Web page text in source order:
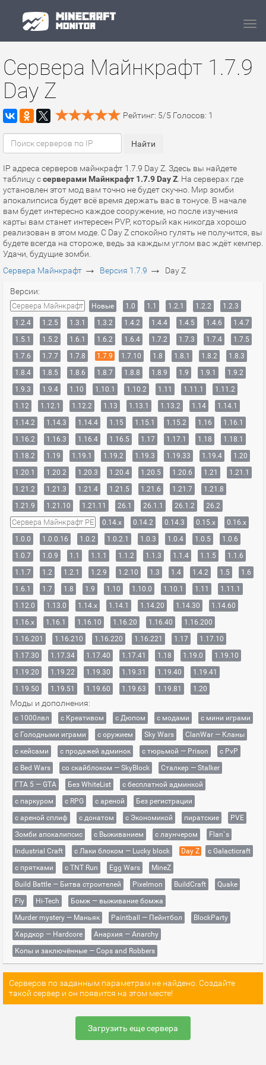
Сервера Майнкрафт 1.7.9
Day Z
Рейтинг: 5/5 Голосов: 1
IP адреса серверов майнкрафт 1.7.9 Day Z. Здесь вы найдете
таблицу ссерверами Майнкрафт 1.7.9 Day Z . На серверах где
установлен этот мод вам точно не будет скучно. Мир зомби
апокалипсиса будет всё время держать вас в тонусе. В начале
вам будет интересно каждое сооружение, но после изучения
карты вам станет интересен PVP, который как никогда хорошо
реализован в этом моде. С Day Z спокойно гулять не получится, вы
будете всегда на стороже, ведь за каждым углом вас ждёт кемпер.
Удачи, будущие зомби.
Сервера Майнкрафт → Версия 1.7.9 → Day Z
Версии:
Сервера Майнкрафт Новые 1.0 1.1 1.2.1 1.2.2
1.2.3
1.2.4
1.2.5 1.3.1 1.3.2 1.4.2 1.4.4 1.4.5 1.4.6
1.4.7
1.5.1
1.5.2 1.6.1 1.6.2 1.6.4 1.7.2 1.7.3 1.7.4
1.7.5
1.7.6
1.7.7 1.7.8 1.7.9 1.7.10 1.8 1.8.1 1.8.2
1.8.3
1.8.4
1.8.5 1.8.6 1.8.7 1.8.8 1.8.9 1.9 1.9.1
1.9.2
1.9.3
1.9.4 1.10 1.10.1 1.10.2 1.11 1.11.1
1.11.2
1.12
1.12.1 1.12.2 1.13 1.13.1 1.13.2 1.14
1.14.1
1.14.2
1.14.3 1.14.4 1.15 1.15.1 1.15.2 1.16
1.16.1
1.16.2
1.16.3 1.16.4 1.16.5 1.17 1.17.1 1.18
1.18.1
1.18.2
1.19 1.19.1 1.19.2 1.19.3 1.19.33 1.19.4
1.20
1.20.1
1.20.2 1.20.3 1.20.4 1.20.5 1.20.6 1.21
1.21.1
1.21.2
1.21.3 1.21.4 1.21.5 1.21.6 1.21.7
1.21.8
1.21.9
1.21.10 1.21.11 26.1 26.1.1 26.1.2 26.2
Сервера Майнкрафт PE 0.14.x 0.14.2 0.14.3 0.15.x
0.16.x
1.0.0
1.0.0.16 1.0.2 1.0.2.1 1.0.3 1.0.4 1.0.5
1.0.6
1.0.7
1.0.9 1.1 1.1.1 1.1.2 1.1.3 1.1.4 1.1.5
1.1.6
1.1.7
1.2 1.2.1 1.2.9 1.2.10 1.3 1.4 1.4.2 1.5
1.6
1.6.1
1.7 1.8 1.9 1.10 1.10.0 1.10.1 1.11
1.11.1
1.12.0
1.13.0 1.14.x 1.14.1 1.14.20 1.14.30
1.14.60
1.16.x
1.16.1 1.16.10 1.16.20 1.16.40
1.16.200
1.16.201
1.16.210 1.16.220 1.16.221 1.17
1.17.10
1.17.30
1.17.34 1.17.40 1.17.41 1.18 1.19.0
1.19.10
1.19.20
1.19.22 1.19.30 1.19.31 1.19.40
1.19.41
1.19.50
1.19.51 1.19.60 1.19.63 1.19.81 1.20
Моды и дополнения:
с 1000лвл c Креативом с Дюпом с модами
с мини играми
с Голодными играми
с оружием Sky Wars
ClanWar — Кланы
с кейсами
с продажей админок с тюрьмой — Prison
с PvP
с Bed Wars
со скайблоком — SkyBlock
Сталкер — Stalker
ГТА 5 — GTA
Без WhiteList
с бесплатной админкой
с паркуром
с RPG с ареной
Без регистрации
с ареной сплиф
с донатом с Экономикой пиратские
PVE
Зомби апокалипсис
с Выживанием с лаунчером
Flan`s
Industrial Craft
с Лаки блоком — Lucky block Day Z
с Galacticraft
с прятками
с TNT Run Egg Wars
MineZ
Build Battle — Битва строителей
Pixelmon BuildCraft
Quake
Fly
Hi-Tech
Бомж — выживание бомжа
Murder mystery — Маньяк
Paintball — Пейнтбол
BlockParty
Хардкор — Hardcore
Анархия — Anarchy
Копы и заключённые — Cops and Robbers
Серверов по заданным параметрам не найдено. Создайте
такой сервер и он появится на этом месте!
Загрузить еще сервера